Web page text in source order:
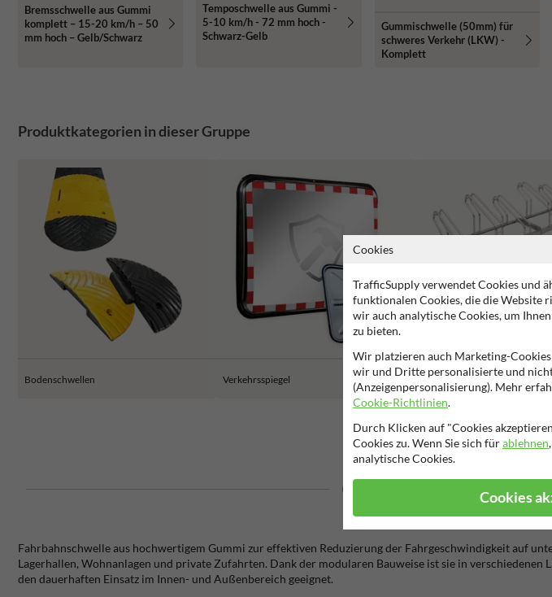
Bremsschwelle aus Gummi
komplett – 15-20 km/h – 50
mm hoch – Gelb/Schwarz
Temposchwelle aus Gummi -
5-10 km/h - 72 mm hoch -
Schwarz-Gelb
Gummischwelle (50mm) für
schweres Verkehr (LKW) -
Komplett
Produktkategorien in dieser Gruppe
Bodenschwellen Verkehrsspiegel
2 Jahre Werksgarantie 99%
Fahrbahnschwelle aus hochwertigem Gummi zur effektiven Reduzierung der Fahrgeschwindigkeit auf
Lagerhallen, Wohnanlagen und private Zufahrten. Dank der modularen Bauweise ist sie in
den dauerhaften Einsatz im Innen- und Außenbereich geeignet.
Cookies
TrafficSupply verwendet Cookies und
funktionalen Cookies, die die Website
wir auch analytische Cookies, um
zu bieten.
Wir platzieren auch Marketing-
wir und Dritte personalisierte und
(Anzeigenpersonalisierung). Mehr
Cookie-Richtlinien.
Durch Klicken auf "Cookies
Cookies zu. Wenn Sie sich fürablehnen
analytische Cookies.
Cookies